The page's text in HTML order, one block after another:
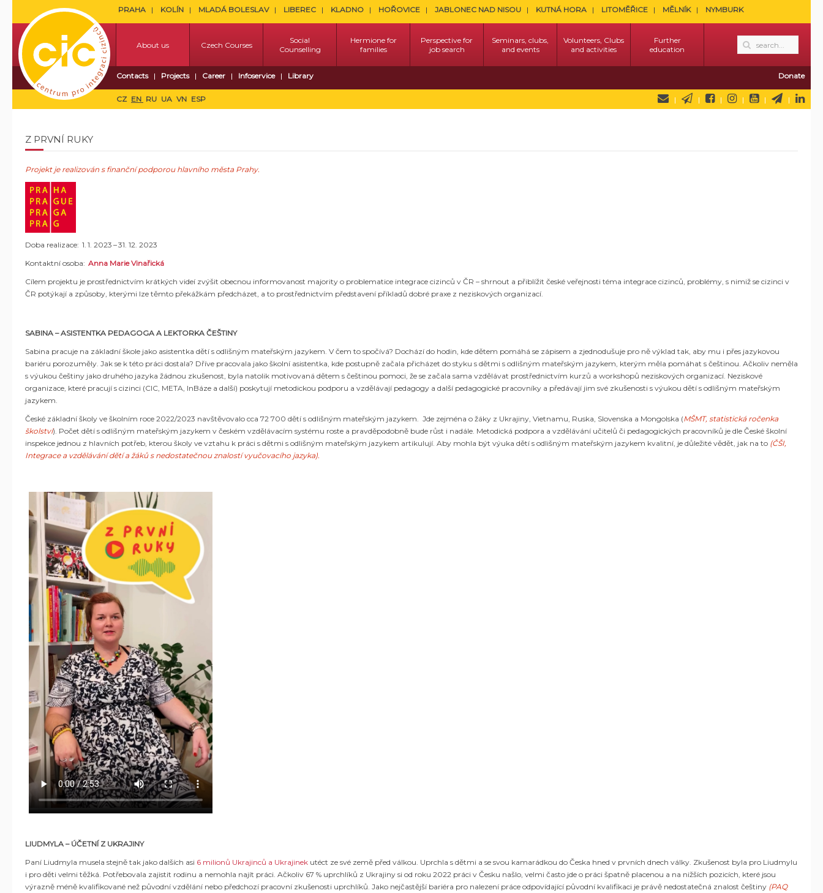
PRAHA KOLÍN MLADÁ BOLESLAV LIBEREC KLADNO HOŘOVICE JABLONEC NAD NISOU KUTNÁ HORA LITOMĚŘICE MĚLNÍK NYMBURK
About us Czech Courses
Social
Counselling
Hermione for
families
Perspective for
job search
Seminars, clubs,
and events
Volunteers, Clubs
and activities
Further
education
Contacts Projects Career Infoservice Library Donate
CZ EN RU UA VN ESP
Z PRVNÍ RUKY
Projekt je realizován s finanční podporou hlavního města Prahy.
Doba realizace: 1. 1. 2023 – 31. 12. 2023
Kontaktní osoba: Anna Marie Vinařická
Cílem projektu je prostřednictvím krátkých videí zvýšit obecnou informovanost majority o problematice integrace cizinců v ČR – shrnout a přiblížit české veřejnosti téma integrace cizinců, problémy, s nimiž se cizinci v
ČR potýkají a způsoby, kterými lze těmto překážkám předcházet, a to prostřednictvím představení příkladů dobré praxe z neziskových organizací.
SABINA – ASISTENTKA PEDAGOGA A LEKTORKA ČEŠTINY
Sabina pracuje na základní škole jako asistentka dětí s odlišným mateřským jazykem. V čem to spočívá? Dochází do hodin, kde dětem pomáhá se zápisem a zjednodušuje pro ně výklad tak, aby mu i přes jazykovou
bariéru porozuměly. Jak se k této práci dostala? Dříve pracovala jako školní asistentka, kde postupně začala přicházet do styku s dětmi s odlišným mateřským jazykem, kterým měla pomáhat s češtinou. Ačkoliv neměla
s výukou češtiny jako druhého jazyka žádnou zkušenost, byla natolik motivovaná dětem s češtinou pomoci, že se začala sama vzdělávat prostřednictvím kurzů a workshopů neziskových organizací. Neziskové
organizace, které pracují s cizinci (CIC, META, InBáze a další) poskytují metodickou podporu a vzdělávají pedagogy a další pedagogické pracovníky a předávají jim své zkušenosti s výukou dětí s odlišným mateřským
jazykem.
České základní školy ve školním roce 2022/2023 navštěvovalo cca 72 700 dětí s odlišným mateřským jazykem. Jde zejména o žáky z Ukrajiny, Vietnamu, Ruska, Slovenska a Mongolska (MŠMT, statistická ročenka
školství). Počet dětí s odlišným mateřským jazykem v českém vzdělávacím systému roste a pravděpodobně bude růst i nadále. Metodická podpora a vzdělávání učitelů či pedagogických pracovníků je dle České školní
inspekce jednou z hlavních potřeb, kterou školy ve vztahu k práci s dětmi s odlišným mateřským jazykem artikulují. Aby mohla být výuka dětí s odlišným mateřským jazykem kvalitní, je důležité vědět, jak na to (ČŠI,
Integrace a vzdělávání dětí a žáků s nedostatečnou znalostí vyučovacího jazyka).
LIUDMYLA – ÚČETNÍ Z UKRAJINY
Paní Liudmyla musela stejně tak jako dalších asi 6 milionů Ukrajinců a Ukrajinek utéct ze své země před válkou. Uprchla s dětmi a se svou kamarádkou do Česka hned v prvních dnech války. Zkušenost byla pro Liudmylu
i pro děti velmi těžká. Potřebovala zajistit rodinu a nemohla najít práci. Ačkoliv 67 % uprchlíků z Ukrajiny si od roku 2022 práci v Česku našlo, velmi často jde o práci špatně placenou a na nižších pozicích, které jsou
výrazně méně kvalifikované než původní vzdělání nebo předchozí pracovní zkušenosti uprchlíků. Jako nejčastější bariéra pro nalezení práce odpovídající původní kvalifikaci je právě nedostatečná znalost češtiny (PAQ